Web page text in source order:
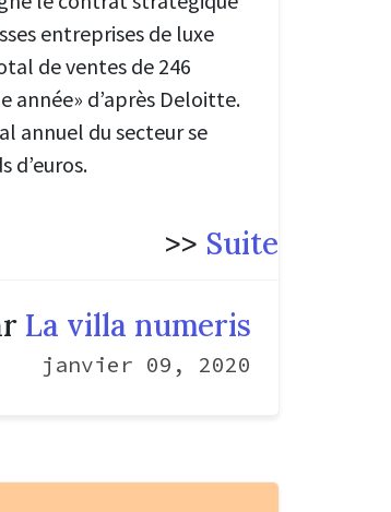
entreprises de luxe
de ventes de 246
année» d’après Deloitte.
annuel du secteur se
d’euros.
>> Suite
La villa numeris
janvier 09, 2020